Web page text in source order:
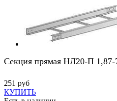
Секция прямая НЛ20-П
251 руб
КУПИТЬ